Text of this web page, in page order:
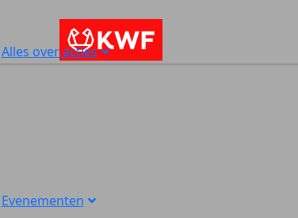
Alles over acties
Evenementen